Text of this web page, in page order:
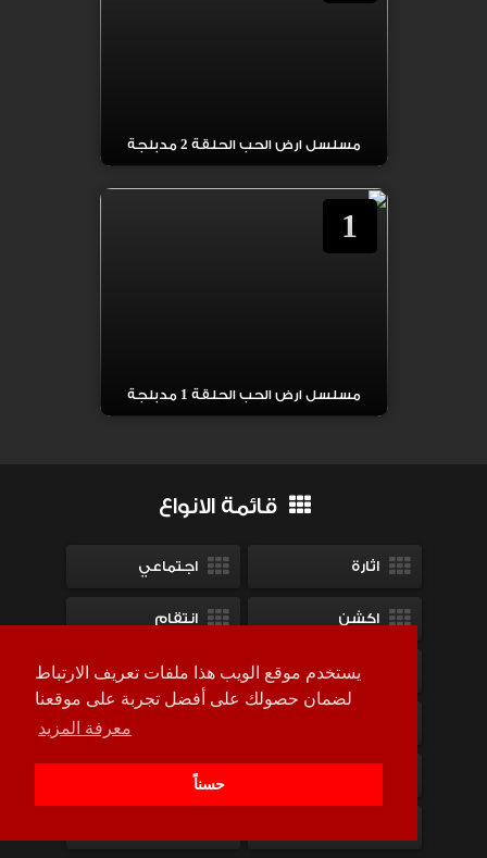
يستخدم موقع الويب هذا ملفات تعريف الارتباط
لضمان حصولك على أفضل تجربة على موقعنا
معرفة المزيد
حسناً
مسلسل ارض الحب الحلقة 2 مدبلجة
1
مسلسل ارض الحب الحلقة 1 مدبلجة
قائمة الانواع
اثارة اجتماعي
اكشن انتقام
تاريخى تحقيق
خارق للطبيعة